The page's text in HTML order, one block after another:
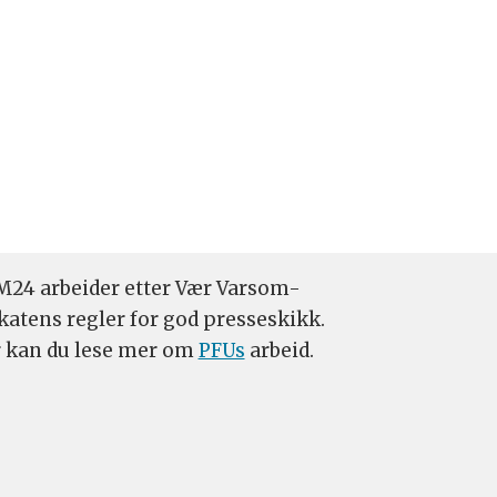
arbeider etter Vær Varsom-
regler for god presseskikk.
kan du lese mer omPFUs arbeid.